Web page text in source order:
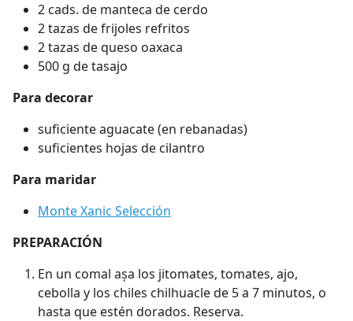
2 cads. de manteca de cerdo
2 tazas de frijoles refritos
2 tazas de queso oaxaca
500 g de tasajo
Para decorar
suficiente aguacate (en rebanadas)
suficientes hojas de cilantro
Para maridar
Monte Xanic Selección
PREPARACIÓN
En un comal așa los jitomates, tomates, ajo,
cebolla y los chiles chilhuacle de 5 a 7 minutos, o
hasta que estén dorados. Reserva.